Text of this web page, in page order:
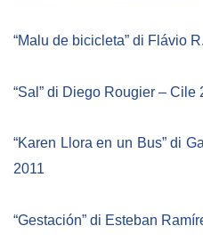
“Malu de bicicleta” di Flávio
“Sal” di Diego Rougier – Cile
“Karen Llora en un Bus” di
2011
“Gestación” di Esteban